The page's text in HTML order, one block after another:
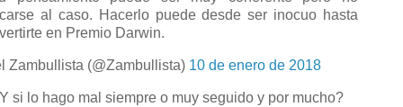
al caso. Hacerlo puede desde ser inocuo hasta
en Premio Darwin.
Zambullista (@Zambullista) 10 de enero de 2018
si lo hago mal siempre o muy seguido y por mucho?